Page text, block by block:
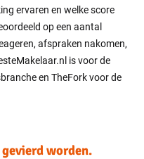
ervaren en welke score
op een aantal
afspraken nakomen,
is voor de
en TheFork voor de
worden.